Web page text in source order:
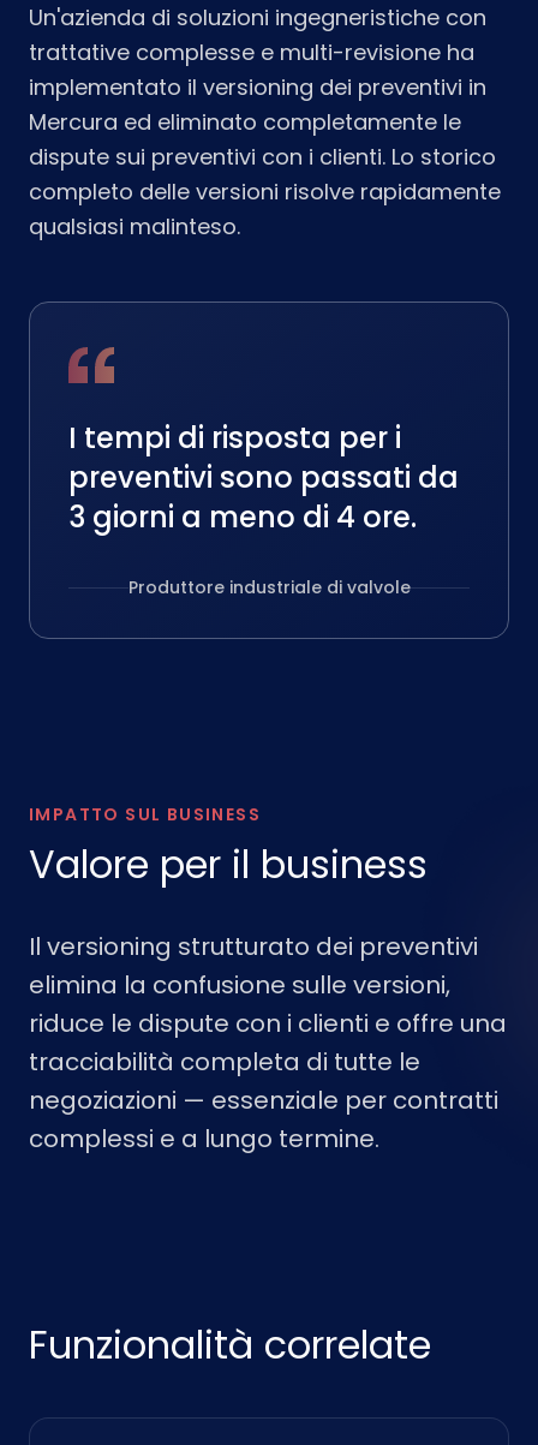
Un'azienda di soluzioni ingegneristiche con
trattative complesse e multi-revisione ha
implementato il versioning dei preventivi in
Mercura ed eliminato completamente le
dispute sui preventivi con i clienti. Lo storico
completo delle versioni risolve rapidamente
qualsiasi malinteso.
I tempi di risposta per i
preventivi sono passati da
3 giorni a meno di 4 ore.
Produttore industriale di valvole
IMPATTO SUL BUSINESS
Valore per il business
Il versioning strutturato dei preventivi
elimina la confusione sulle versioni,
riduce le dispute con i clienti e offre una
tracciabilità completa di tutte le
negoziazioni — essenziale per contratti
complessi e a lungo termine.
Funzionalità correlate